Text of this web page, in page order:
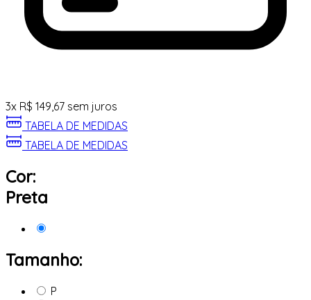
3x R$ 149,67 sem juros
TABELA DE MEDIDAS
TABELA DE MEDIDAS
Cor:
Preta
Tamanho:
P